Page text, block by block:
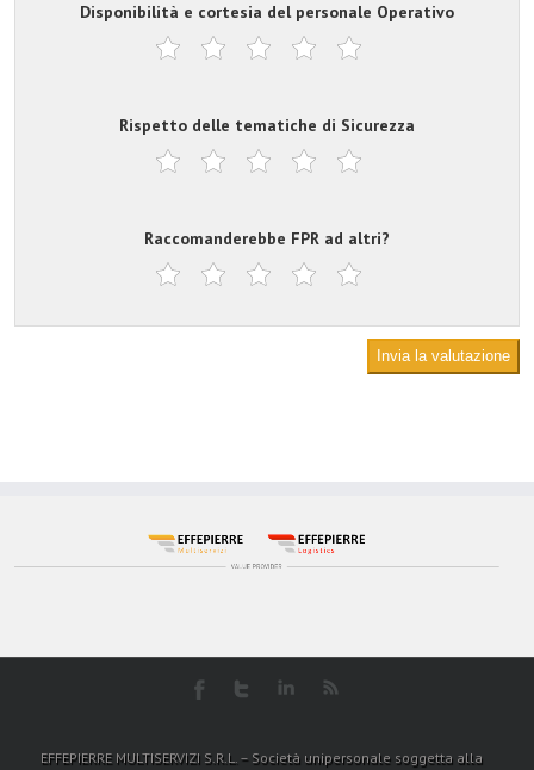
Disponibilità e cortesia del personale Operativo
Rispetto delle tematiche di Sicurezza
Raccomanderebbe FPR ad altri?
Invia la valutazione
EFFEPIERRE MULTISERVIZI S.R.L. – Società unipersonale soggetta alla